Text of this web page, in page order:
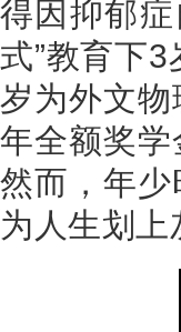
得因抑郁
式”教育下3
岁为外文
年全额奖
然而，年
为人生划上